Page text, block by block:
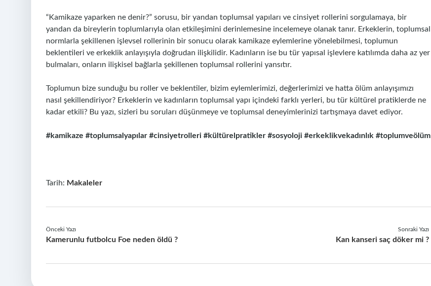
“Kamikaze yaparken ne denir?” sorusu, bir yandan toplumsal yapıları ve cinsiyet rollerini sorgulamaya, bir
yandan da bireylerin toplumlarıyla olan etkileşimini derinlemesine incelemeye olanak tanır. Erkeklerin, toplumsal
normlarla şekillenen işlevsel rollerinin bir sonucu olarak kamikaze eylemlerine yönelebilmesi, toplumun
beklentileri ve erkeklik anlayışıyla doğrudan ilişkilidir. Kadınların ise bu tür yapısal işlevlere katılımda daha az yer
bulmaları, onların ilişkisel bağlarla şekillenen toplumsal rollerini yansıtır.
Toplumun bize sunduğu bu roller ve beklentiler, bizim eylemlerimizi, değerlerimizi ve hatta ölüm anlayışımızı
nasıl şekillendiriyor? Erkeklerin ve kadınların toplumsal yapı içindeki farklı yerleri, bu tür kültürel pratiklerde ne
kadar etkili? Bu yazı, sizleri bu soruları düşünmeye ve toplumsal deneyimlerinizi tartışmaya davet ediyor.
#kamikaze #toplumsalyapılar #cinsiyetrolleri #kültürelpratikler #sosyoloji #erkeklikvekadınlık #toplumveölüm
Tarih: Makaleler
Önceki Yazı
Kamerunlu futbolcu Foe neden öldü ?
Sonraki Yazı
Kan kanseri saç döker mi ?